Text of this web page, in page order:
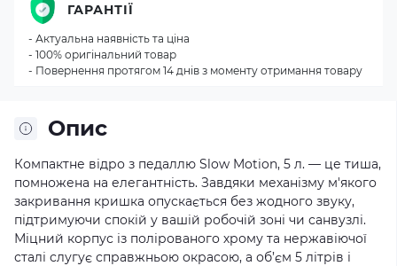
Опис
Компактне відро з педаллю Slow Motion, 5 л. — це тиша,
помножена на елегантність. Завдяки механізму м'якого
закривання кришка опускається без жодного звуку,
підтримуючи спокій у вашій робочій зоні чи санвузлі.
Міцний корпус із полірованого хрому та нержавіючої
сталі слугує справжньою окрасою, а об’єм 5 літрів і
ГАРАНТІЇ
- Актуальна наявність та ціна
- 100% оригінальний товар
- Повернення протягом 14 днів з моменту отримання товару